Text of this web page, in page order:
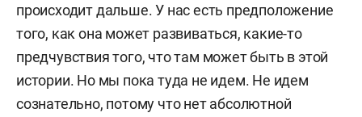
происходит дальше. У нас есть предположение
того, как она может развиваться, какие-то
предчувствия того, что там может быть в этой
истории. Но мы пока туда не идем. Не идем
сознательно, потому что нет абсолютной